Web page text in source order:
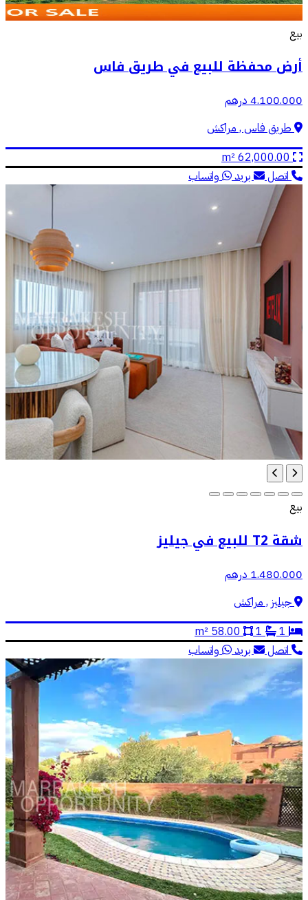
بيع
أرض محفظة للبيع في طريق فاس
4.100.000 درهم
طريق فاس , مراكش
62,000.00 m²
اتصل
بريد واتساب
بيع
شقة T2 للبيع في جيليز
1.480.000 درهم
جيليز , مراكش
اتصل
بريد واتساب